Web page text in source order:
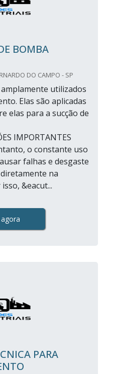
BOMBA
DO CAMPO - SP
utilizados
Elas são aplicadas
elas para a sucção de
IMPORTANTES
o constante uso
falhas e desgaste
na
&eacut...
PARA